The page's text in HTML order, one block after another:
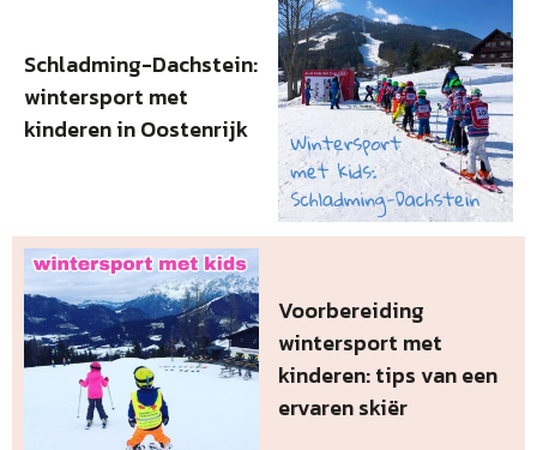
Schladming-Dachstein:
wintersport met
kinderen in Oostenrijk
Voorbereiding
wintersport met
kinderen: tips van een
ervaren skiër